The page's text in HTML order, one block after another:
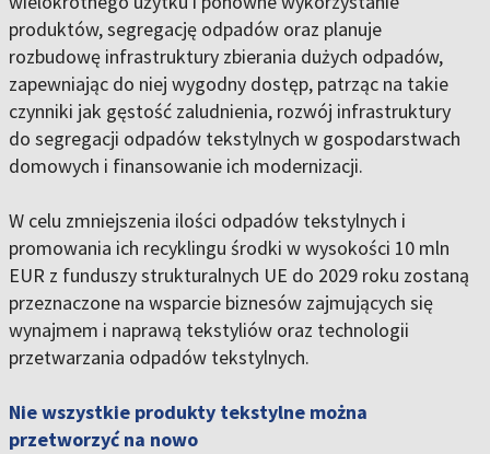
produktów, segregację odpadów oraz planuje
rozbudowę infrastruktury zbierania dużych odpadów,
zapewniając do niej wygodny dostęp, patrząc na takie
czynniki jak gęstość zaludnienia, rozwój infrastruktury
do segregacji odpadów tekstylnych w gospodarstwach
domowych i finansowanie ich modernizacji.
W celu zmniejszenia ilości odpadów tekstylnych i
promowania ich recyklingu środki w wysokości 10 mln
EUR z funduszy strukturalnych UE do 2029 roku zostaną
przeznaczone na wsparcie biznesów zajmujących się
wynajmem i naprawą tekstyliów oraz technologii
przetwarzania odpadów tekstylnych.
Nie wszystkie produkty tekstylne można
przetworzyć na nowo